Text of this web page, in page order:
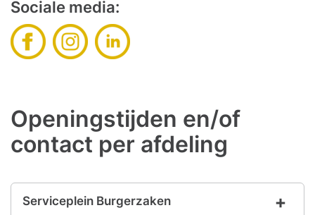
Sociale media:
Openingstijden en/of
contact per afdeling
Serviceplein Burgerzaken